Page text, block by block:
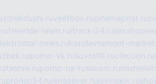
veetbox.rucinemapost.ru
freeride-team.ru itrack-24.ru
news.rukorolevremont-
porno-vk.rusovratili.ruolecoon.ru
porno-na-russkom.ru
pronso54.ru lenasever.ru lovinskix.ru